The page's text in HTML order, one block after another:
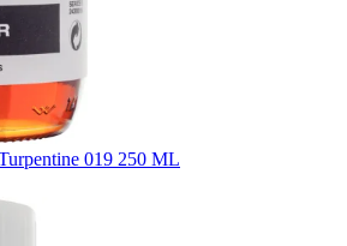
019 250 ML